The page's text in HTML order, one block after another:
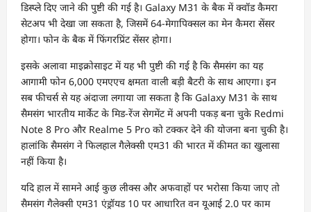
डिस्प्ले दिए जाने की पुष्टी की गई है। Galaxy M31 के बैक में क्वॉड कैमरा
सेटअप भी देखा जा सकता है, जिसमें 64-मेगापिक्सल का मेन कैमरा सेंसर
होगा। फोन के बैक में फिंगरप्रिंट सेंसर होगा।
इसके अलावा माइक्रोसाइट में यह भी पुष्टी की गई है कि सैमसंग का यह
आगामी फोन 6,000 एमएएच क्षमता वाली बड़ी बैटरी के साथ आएगा। इन
सब फीचर्स से यह अंदाजा लगाया जा सकता है कि Galaxy M31 के साथ
सैमसंग भारतीय मार्केट के मिड-रेंज सेगमेंट में अपनी पकड़ बना चुके Redmi
Note 8 Pro और Realme 5 Pro को टक्कर देने की योजना बना चुकी है।
हालांकि सैमसंग ने फिलहाल गैलेक्सी एम31 की भारत में कीमत का खुलासा
नहीं किया है।
यदि हाल में सामने आई कुछ लीक्स और अफवाहों पर भरोसा किया जाए तो
सैमसंग गैलेक्सी एम31 एंड्रॉयड 10 पर आधारित वन यूआई 2.0 पर काम